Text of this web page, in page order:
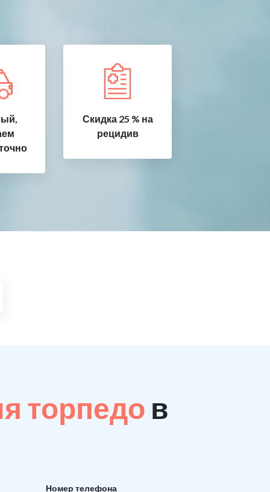
Скидка 25 % на
рецидив
торпедо в
Номер телефона